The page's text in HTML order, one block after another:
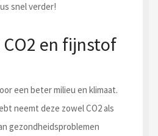
snel verder!
en fijnstof
een beter milieu en klimaat.
neemt deze zowel CO2 als
gezondheidsproblemen